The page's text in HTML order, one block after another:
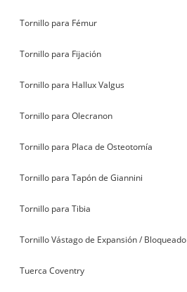
Tornillo para Fémur
Tornillo para Fijación
Tornillo para Hallux Valgus
Tornillo para Olecranon
Tornillo para Placa de Osteotomía
Tornillo para Tapón de Giannini
Tornillo para Tibia
Tornillo Vástago de Expansión / Bloqueado
Tuerca Coventry